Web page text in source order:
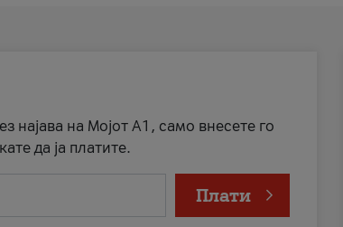
најава на Мојот А1, само внесете го
да ја платите.
Плати